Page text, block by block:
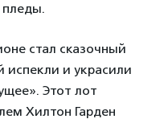
стал сказочный
и украсили
Этот лот
Хилтон Гарден